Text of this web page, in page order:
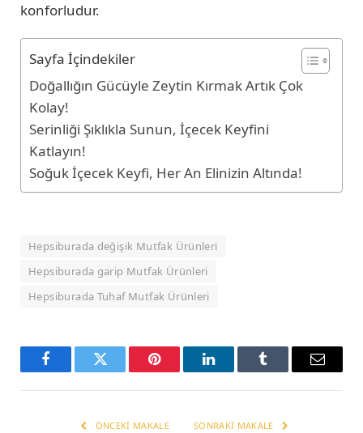
konforludur.
Sayfa İçindekiler
Doğallığın Gücüyle Zeytin Kırmak Artık Çok
Kolay!
Serinliği Şıklıkla Sunun, İçecek Keyfini
Katlayın!
Soğuk İçecek Keyfi, Her An Elinizin Altında!
Hepsiburada değişik Mutfak Ürünleri
Hepsiburada garip Mutfak Ürünleri
Hepsiburada Tuhaf Mutfak Ürünleri
FacebookTwitter Pinterest LinkedInTumblr Email
ÖNCEKI MAKALE SONRAKI MAKALE